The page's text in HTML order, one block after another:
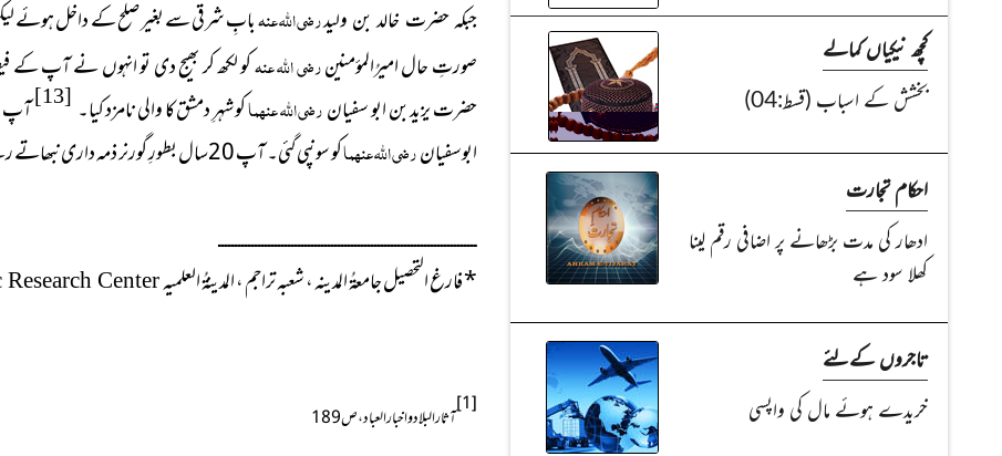
جبکہ حضرت خالد بن ولیدرضی اللہ عنہبابِ شرقی سے بغیر صلحکے داخل ہوئے
صورتِ حال امیرُالمؤمنینرضی اللہ عنہکو لکھ کر بھیج دی تو انہوں نے آپ کے
حضرتیزید بن ابو سفیانرضی اللہ عنہماکو شہرِ دمشق کا والی نامزد کیا۔ [13]آپ
ابوسفیانرضی اللہ عنہماکو سونپی گئی۔ آپ 20سال بطورِ گورنر ذمہ داری نبھاتے رہے اور بعد میں 20 سال تک اسلامی دنیا کے امیر رہے۔
ــــــــــــــــــــــــــــــــــــــــــــــــــــــــــــــــــــــــــــــ
*فارغ التحصیل جامعۃُ المدینہ ، شعبہ تراجم ، المدینۃُ العلمیہCenter
[1] آثار البلاد واخبار العباد ، ص189
کچھ نیکیاں کمالے
بخشش کے اسباب (قسط:04)
احکام تجارت
ادھار کی مدت بڑھانے پر اضافی رقم لینا
کھلا سود ہے
تاجروں کےلئے
خریدے ہوئے مال کی واپسی